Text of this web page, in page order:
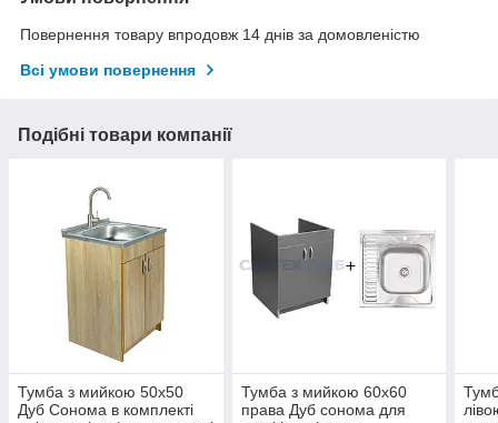
Повернення товару впродовж 14 днів за домовленістю
Всі умови повернення
Подібні товари компанії
Тумба з мийкою 50х50
Дуб Сонома в комплекті
Тумба з мийкою 60х60
права Дуб сонома для